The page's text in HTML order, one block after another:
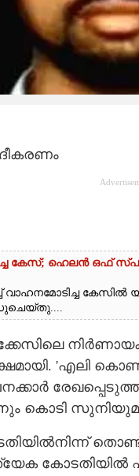
കേസ്; ഹെലൻ ഒഫ്
വാഹനമോടിച്ച
'എലി
കൊടി
കോടതിയിൽ